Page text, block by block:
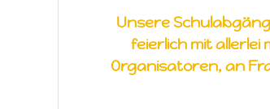
Unsere
feierlich mit allerlei
Organisatoren, an